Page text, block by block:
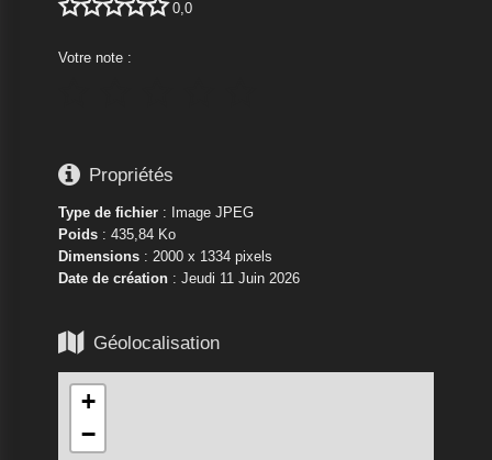
 0,0
Votre note :
 Propriétés
Type de fichier: Image JPEG
Poids: 435,84 Ko
Dimensions: 2000 x 1334 pixels
Date de création: Jeudi 11 Juin 2026
 Géolocalisation
+
−